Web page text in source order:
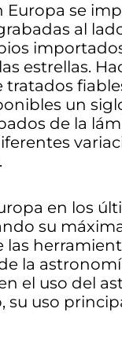
Europa se
al
estrellas.
un
de la
en los
su
las
la
el uso del
uso